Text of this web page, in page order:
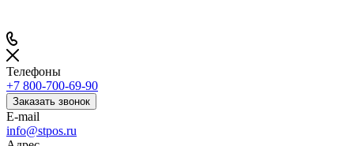
Телефоны
+7 800-700-69-90
Заказать звонок
E-mail
info@stpos.ru